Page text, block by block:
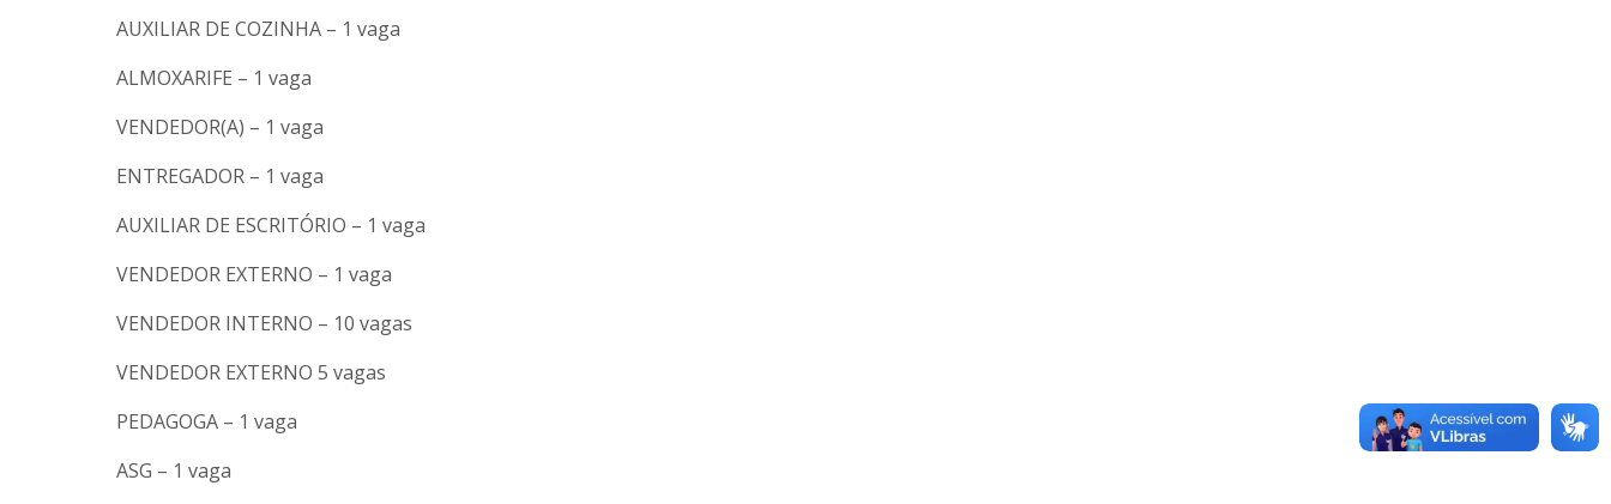
AUXILIAR DE COZINHA – 1 vaga
ALMOXARIFE – 1 vaga
VENDEDOR(A) – 1 vaga
ENTREGADOR – 1 vaga
AUXILIAR DE ESCRITÓRIO – 1 vaga
VENDEDOR EXTERNO – 1 vaga
VENDEDOR INTERNO – 10 vagas
VENDEDOR EXTERNO 5 vagas
PEDAGOGA – 1 vaga
ASG – 1 vaga